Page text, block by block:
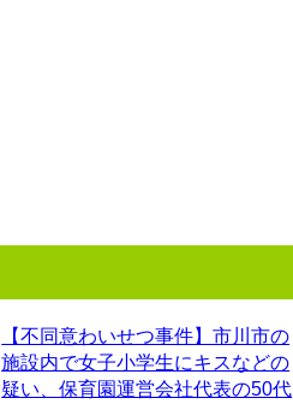
【不同意わいせつ事件】市川市の
施設内で女子小学生にキスなどの
疑い、保育園運営会社代表の50代